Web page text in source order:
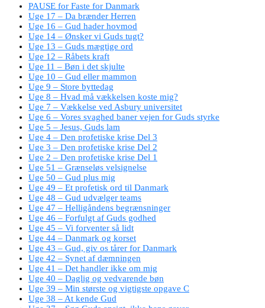
PAUSE for Faste for Danmark
Uge 17 – Da brænder Herren
Uge 16 – Gud hader hovmod
Uge 14 – Ønsker vi Guds tugt?
Uge 13 – Guds mægtige ord
Uge 12 – Råbets kraft
Uge 11 – Bøn i det skjulte
Uge 10 – Gud eller mammon
Uge 9 – Store byttedag
Uge 8 – Hvad må vækkelsen koste mig?
Uge 7 – Vækkelse ved Asbury universitet
Uge 6 – Vores svaghed baner vejen for Guds styrke
Uge 5 – Jesus, Guds lam
Uge 4 – Den profetiske krise Del 3
Uge 3 – Den profetiske krise Del 2
Uge 2 – Den profetiske krise Del 1
Uge 51 – Grænseløs velsignelse
Uge 50 – Gud plus mig
Uge 49 – Et profetisk ord til Danmark
Uge 48 – Gud udvælger teams
Uge 47 – Helligåndens begrænsninger
Uge 46 – Forfulgt af Guds godhed
Uge 45 – Vi forventer så lidt
Uge 44 – Danmark og korset
Uge 43 – Gud, giv os tårer for Danmark
Uge 42 – Synet af dæmningen
Uge 41 – Det handler ikke om mig
Uge 40 – Daglig og vedvarende bøn
Uge 39 – Min største og vigtigste opgave C
Uge 38 – At kende Gud